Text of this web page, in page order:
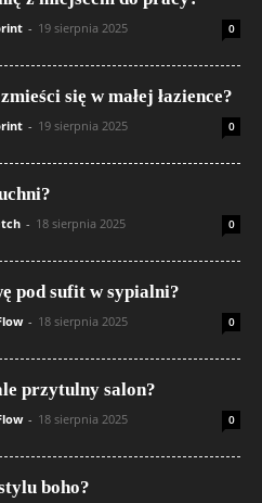
- 19 sierpnia 2025 0
się w małej łazience?
- 19 sierpnia 2025 0
- 18 sierpnia 2025 0
pod sufit w sypialni?
- 18 sierpnia 2025 0
przytulny salon?
- 18 sierpnia 2025 0
boho?